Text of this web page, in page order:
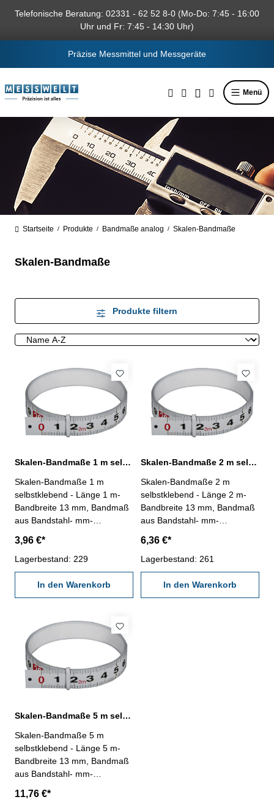
springen
Telefonische Beratung: 02331 - 62 52 8-0 (Mo-Do: 7:45 - 16:00
Uhr und Fr: 7:45 - 14:30 Uhr)
Präzise Messmittel und Messgeräte
Menü
Startseite / Produkte / Bandmaße analog / Skalen-Bandmaße
Skalen-Bandmaße
Produkte filtern
Skalen-Bandmaße 1 m selbstklebend aus Bandstahl
Skalen-Bandmaße 1 m
selbstklebend - Länge 1 m-
Bandbreite 13 mm, Bandmaß
aus Bandstahl- mm-
einseitig- selbstklebend
3,96 €*
Lagerbestand: 229
In den Warenkorb
Skalen-Bandmaße 2 m selbstklebend aus Bandstahl
Skalen-Bandmaße 2 m
selbstklebend - Länge 2 m-
Bandbreite 13 mm, Bandmaß
aus Bandstahl- mm-
einseitig- selbstklebend
6,36 €*
Lagerbestand: 261
In den Warenkorb
Skalen-Bandmaße 5 m selbstklebend aus Bandstahl
Skalen-Bandmaße 5 m
selbstklebend - Länge 5 m-
Bandbreite 13 mm, Bandmaß
aus Bandstahl- mm-
einseitig- selbstklebend
11,76 €*